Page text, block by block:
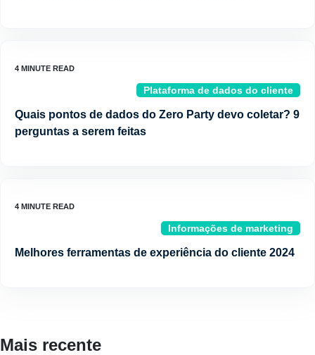
Plataforma de dados do cliente
Quais pontos de dados do Zero Party devo coletar? 9
perguntas a serem feitas
Informações de marketing
Melhores ferramentas de experiência do cliente 2024
Mais recente